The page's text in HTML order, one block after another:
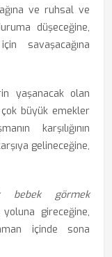
ve ruhsal ve
düşeceğine,
savaşacağına
yaşanacak olan
çok büyük emekler
karşılığının
gelineceğine,
bebek görmek
yoluna gireceğine,
içinde sona